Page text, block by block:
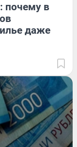
почему в
даже